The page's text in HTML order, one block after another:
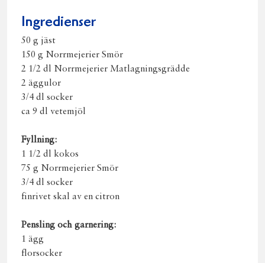
Ingredienser
50 g jäst
150 g Norrmejerier Smör
2 1/2 dl Norrmejerier Matlagningsgrädde
2 äggulor
3/4 dl socker
ca 9 dl vetemjöl
Fyllning:
1 1/2 dl kokos
75 g Norrmejerier Smör
3/4 dl socker
finrivet skal av en citron
Pensling och garnering:
1 ägg
florsocker